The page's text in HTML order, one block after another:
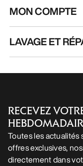
MON COMPTE
LAVAGE ET
RECEVEZ
Toutes les
offres exclusives,
directement dans